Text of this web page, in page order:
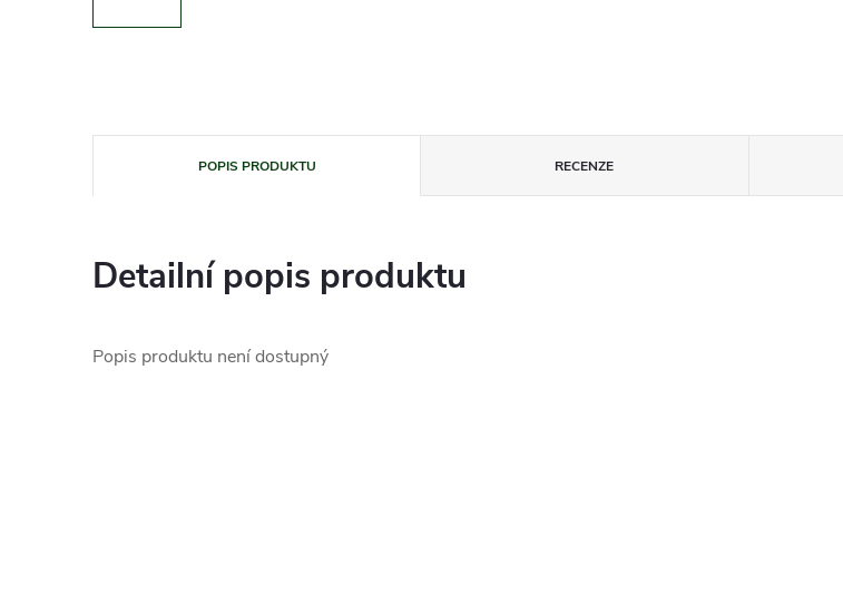
POPIS PRODUKTU RECENZE
Detailní popis produktu
Popis produktu není dostupný